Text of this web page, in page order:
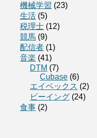
機械学習 (23)
生活 (5)
税理士 (12)
競馬 (9)
配信者 (1)
音楽 (41)
DTM (7)
Cubase (6)
エイベックス (2)
ビーイング (24)
食事 (2)